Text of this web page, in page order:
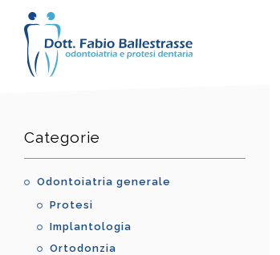
Categorie
Odontoiatria generale
Protesi
Implantologia
Ortodonzia